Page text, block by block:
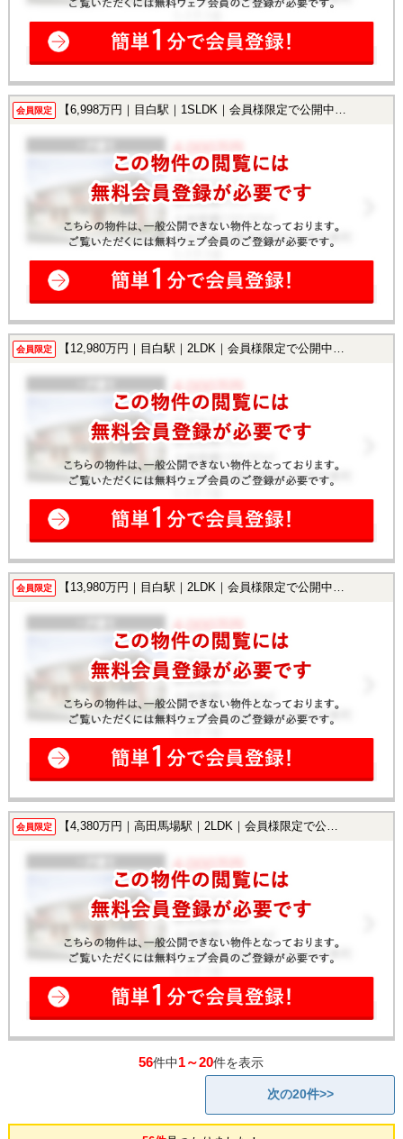
会員限定 【6,998万円｜目白駅｜1SLDK｜会員様限定で公開中！】
会員限定 【12,980万円｜目白駅｜2LDK｜会員様限定で公開中！】
会員限定 【13,980万円｜目白駅｜2LDK｜会員様限定で公開中！】
会員限定 【4,380万円｜高田馬場駅｜2LDK｜会員様限定で公開中！】
56件中1～20件を表示
次の20件>>